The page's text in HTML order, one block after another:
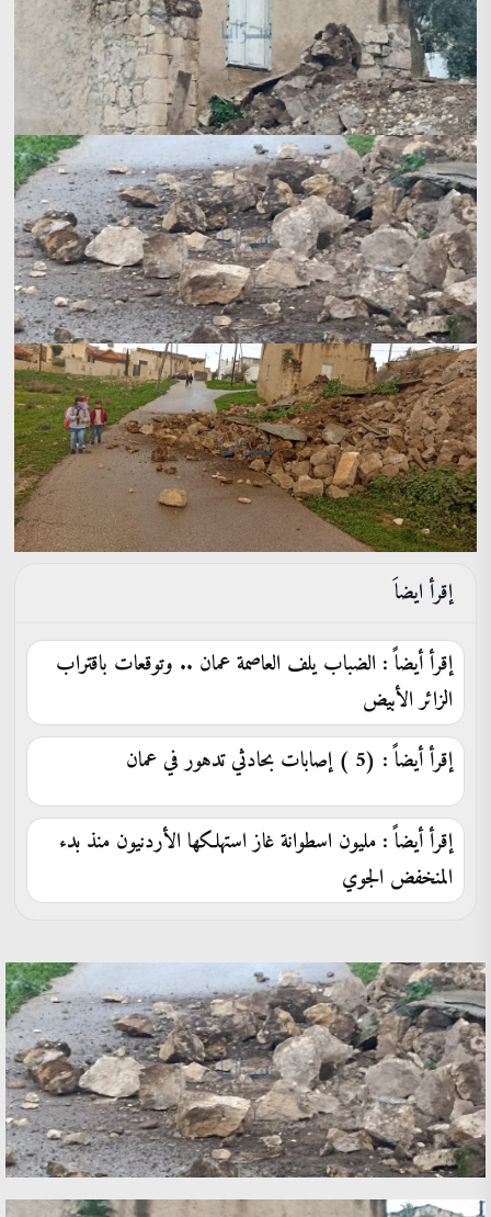
إقرأ ايضاَ
إقرأ أيضاً : الضباب يلف العاصمة عمان .. وتوقعات باقتراب
الزائر الأبيض
إقرأ أيضاً : (5 ) إصابات بحادثي تدهور في عمان
إقرأ أيضاً : مليون اسطوانة غاز استهلكها الأردنيون منذ بدء
المنخفض الجوي